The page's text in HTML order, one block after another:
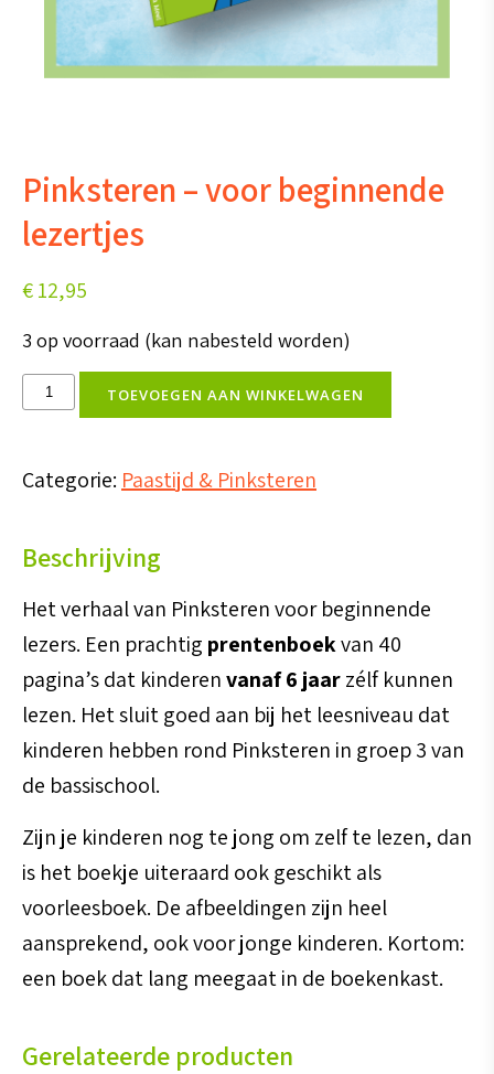
Pinksteren – voor beginnende
lezertjes
€12,95
3 op voorraad (kan nabesteld worden)
Pinksteren
beginnende
aantal
TOEVOEGEN AAN WINKELWAGEN
Categorie: Paastijd & Pinksteren
Beschrijving
Het verhaal van Pinksteren voor beginnende
lezers. Een prachtig prentenboekvan 40
pagina’s dat kinderenvanaf 6 jaarzélf kunnen
lezen. Het sluit goed aan bij het leesniveau dat
kinderen hebben rond Pinksteren in groep 3 van
de bassischool.
Zijn je kinderen nog te jong om zelf te lezen, dan
is het boekje uiteraard ook geschikt als
voorleesboek. De afbeeldingen zijn heel
aansprekend, ook voor jonge kinderen. Kortom:
een boek dat lang meegaat in de boekenkast.
Gerelateerde producten